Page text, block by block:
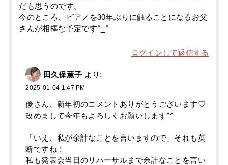
だも思うのです。
今のところ、ピアノを30年ぶりに触ることになるお父
さんが相棒な予定です︎^_^
ログインして返信する
田久保薫子 より:
2025-01-04 1:47 PM
優さん、新年初のコメントありがとうございます♡
改めまして今年もよろしくお願いします︎^^
「いえ、私が余計なことを言いますので」それも英
断ですね！
私も発表会当日のリハーサルまで余計なことを言い